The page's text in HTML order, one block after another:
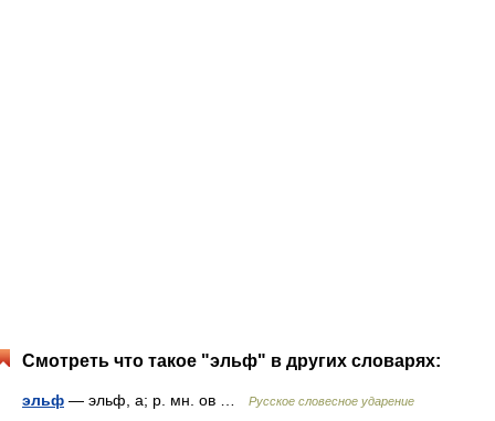
Смотреть что такое "эльф" в других словарях:
эльф — эльф, а; р. мн. ов … Русское словесное ударение